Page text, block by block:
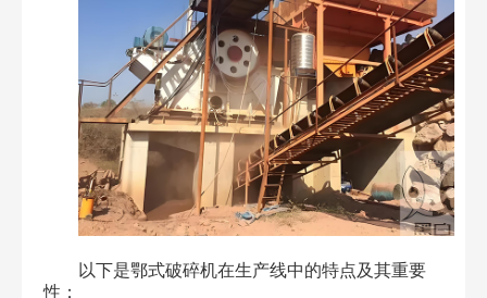
以下是鄂式破碎机在生产线中的特点及其重要
性：